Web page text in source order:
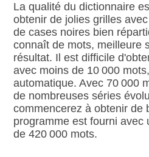
La qualité du dictionnaire
obtenir de jolies grilles
de cases noires bien
connaît de mots, meilleure
résultat. Il est difficile
avec moins de 10 000
automatique. Avec 70 000
de nombreuses séries
commencerez à obtenir de
programme est fourni avec
de 420 000 mots.